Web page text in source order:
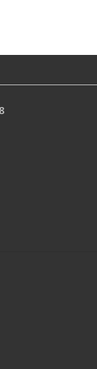
du lett kan feste
malejobben